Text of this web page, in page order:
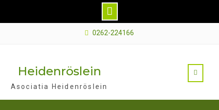
0262-224166
Heidenröslein
Asociatia Heidenröslein